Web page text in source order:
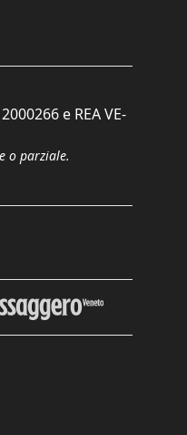
e REA VE-
o parziale.